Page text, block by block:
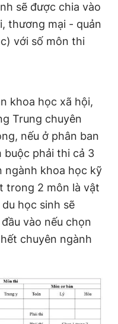
sẽ được chia vào
thương mại - quản
với số môn thi
khoa học xã hội,
Trung chuyên
nếu ở phân ban
buộc phải thi cả 3
ngành khoa học kỹ
trong 2 môn là vật
học sinh sẽ
vào nếu chọn
chuyên ngành